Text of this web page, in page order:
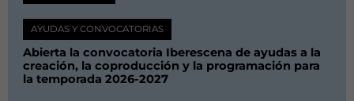
AYUDAS Y CONVOCATORIAS
Abierta la convocatoria Iberescena de ayudas a la
creación, la coproducción y la programación para
la temporada 2026-2027